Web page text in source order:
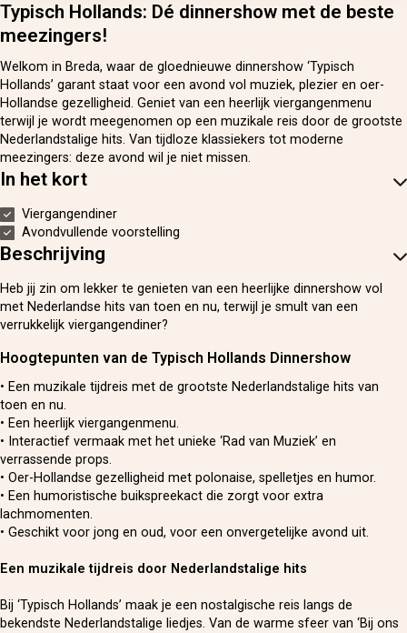
Typisch Hollands: Dé dinnershow met de beste
meezingers!
Welkom in Breda, waar de gloednieuwe dinnershow ‘Typisch
Hollands’ garant staat voor een avond vol muziek, plezier en oer-
Hollandse gezelligheid. Geniet van een heerlijk viergangenmenu
terwijl je wordt meegenomen op een muzikale reis door de grootste
Nederlandstalige hits. Van tijdloze klassiekers tot moderne
meezingers: deze avond wil je niet missen.
In het kort
Viergangendiner
Avondvullende voorstelling
Beschrijving
Heb jij zin om lekker te genieten van een heerlijke dinnershow vol
met Nederlandse hits van toen en nu, terwijl je smult van een
verrukkelijk viergangendiner?
Hoogtepunten van de Typisch Hollands Dinnershow
• Een muzikale tijdreis met de grootste Nederlandstalige hits van
toen en nu.
• Een heerlijk viergangenmenu.
• Interactief vermaak met het unieke ‘Rad van Muziek’ en
verrassende props.
• Oer-Hollandse gezelligheid met polonaise, spelletjes en humor.
• Een humoristische buikspreekact die zorgt voor extra
lachmomenten.
• Geschikt voor jong en oud, voor een onvergetelijke avond uit.
Een muzikale tijdreis door Nederlandstalige hits
Bij ‘Typisch Hollands’ maak je een nostalgische reis langs de
bekendste Nederlandstalige liedjes. Van de warme sfeer van ‘Bij ons